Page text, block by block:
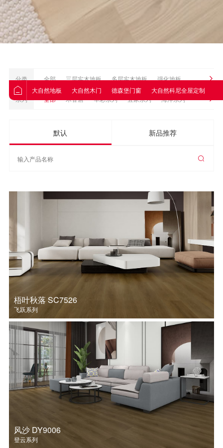
大自然地板 大自然木门 德森堡门窗 大自然科尼全屋定制
分类 全部 三层实木地板 多层实木地板 强化地板
Nature原装进口地板 地板配件 实木地板
系列 全部 木香居 华彩系列 宜家系列 海洋系列
轻奢系列 卷材系列
远东白蜡
踢脚线 Original原创系列 Supreme至尊系列
纯粹系列
MAX系列 登云系列 飞跃系列 美仑系列
木语系列 大观系列 艺拼系列 戴昆设计系列
传承系列 经典系列
默认 新品推荐
梧叶秋落 SC7526
飞跃系列
风沙 DY9006
登云系列